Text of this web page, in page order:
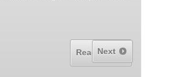
Read More...
Next